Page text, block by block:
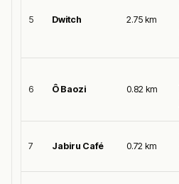
5 Dwitch 2.75 km
6 Ô Baozi 0.82 km
7 Jabiru Café 0.72 km